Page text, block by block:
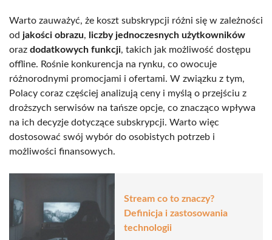
Warto zauważyć, że koszt subskrypcji różni się w zależności
od jakości obrazu, liczby jednoczesnych użytkowników
oraz dodatkowych funkcji, takich jak możliwość dostępu
offline. Rośnie konkurencja na rynku, co owocuje
różnorodnymi promocjami i ofertami. W związku z tym,
Polacy coraz częściej analizują ceny i myślą o przejściu z
droższych serwisów na tańsze opcje, co znacząco wpływa
na ich decyzje dotyczące subskrypcji. Warto więc
dostosować swój wybór do osobistych potrzeb i
możliwości finansowych.
Stream co to znaczy?
Definicja i zastosowania
technologii